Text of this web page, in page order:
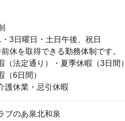
3日曜日・土日午後、祝日
休を取得できる勤務体制です。
（法定通り）・夏季休暇（3日間）
（6日間）
護休業・忌引休暇
ブのあ泉北和泉